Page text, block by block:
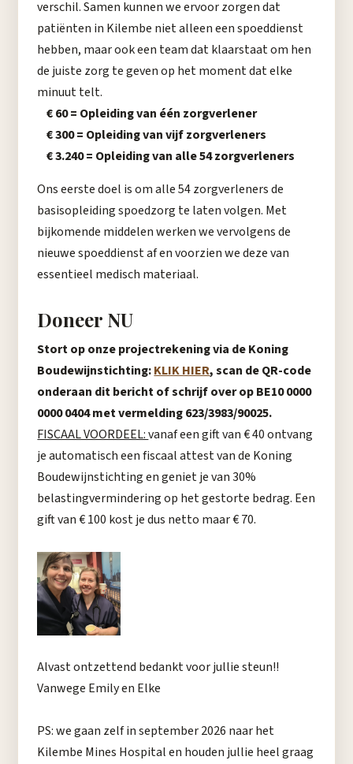
verschil.Samen kunnen we ervoor zorgen dat
patiënten in Kilembe niet alleen een spoeddienst
hebben, maar ook een team dat klaarstaat om hen
de juiste zorg te geven op het moment dat elke
minuut telt.
€ 60 = Opleiding van één zorgverlener
€ 300 = Opleiding van vijf zorgverleners
€ 3.240 = Opleiding van alle 54 zorgverleners
Ons eerste doel is om alle 54 zorgverleners de
basisopleiding spoedzorg te laten volgen. Met
bijkomende middelen werken we vervolgens de
nieuwe spoeddienst af en voorzien we deze van
essentieel medisch materiaal.
Doneer NU
Stort op onze projectrekening via de Koning
Boudewijnstichting:KLIK HIER, scan de QR-code
onderaan dit bericht of schrijf over op BE10 0000
0000 0404 met vermelding 623/3983/90025.
FISCAAL VOORDEEL:vanaf een gift van € 40 ontvang
je automatisch een fiscaal attest van de Koning
Boudewijnstichting en geniet je van 30%
belastingvermindering op het gestorte bedrag. Een
gift van € 100 kost je dus netto maar € 70.
Alvast ontzettend bedankt voor jullie steun!!
Vanwege Emily en Elke
PS: we gaan zelf in september 2026 naar het
Kilembe Mines Hospital en houden jullie heel graag